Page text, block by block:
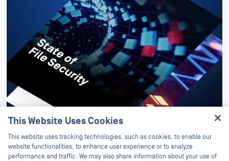
特色
Ponemon Institute 檔案安全狀況
This Website Uses Cookies
This website uses tracking technologies, such as cookies, to enable our
website functionalities, to enhance user experience or to analyze
performance and traffic. We may also share information about your use of
Hey there!
I'm Ozzy, your OPSWAT virtual assistant.
How can I help you secure what's critical